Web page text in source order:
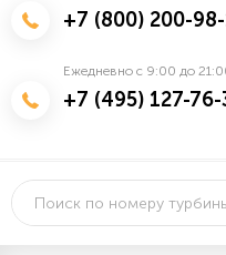
+7 (800) 200-
Ежедневно с 9:00 до
+7 (495) 127-76-